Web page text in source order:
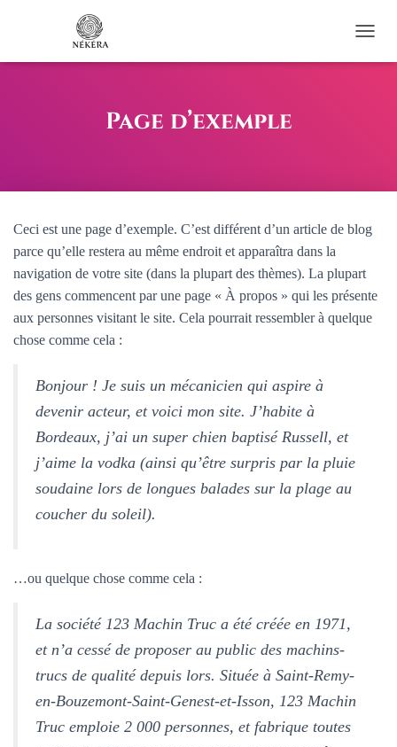
Page d’exemple
Ceci est une page d’exemple. C’est différent d’un article de blog
parce qu’elle restera au même endroit et apparaîtra dans la
navigation de votre site (dans la plupart des thèmes). La plupart
des gens commencent par une page « À propos » qui les présente
aux personnes visitant le site. Cela pourrait ressembler à quelque
chose comme cela :
Bonjour ! Je suis un mécanicien qui aspire à
devenir acteur, et voici mon site. J’habite à
Bordeaux, j’ai un super chien baptisé Russell, et
j’aime la vodka (ainsi qu’être surpris par la pluie
soudaine lors de longues balades sur la plage au
coucher du soleil).
…ou quelque chose comme cela :
La société 123 Machin Truc a été créée en 1971,
et n’a cessé de proposer au public des machins-
trucs de qualité depuis lors. Située à Saint-Remy-
en-Bouzemont-Saint-Genest-et-Isson, 123 Machin
Truc emploie 2 000 personnes, et fabrique toutes